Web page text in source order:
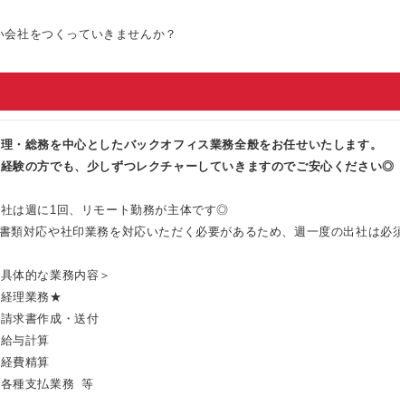
社をつくっていきませんか？
・総務を中心としたバックオフィス業務全般をお任せいたします。
験の方でも、少しずつレクチャーしていきますのでご安心ください◎
は週に1回、リモート勤務が主体です◎
類対応や社印業務を対応いただく必要があるため、週一度の出社は必
具体的な業務内容＞
理業務★
請求書作成・送付
給与計算
経費精算
各種支払業務 等